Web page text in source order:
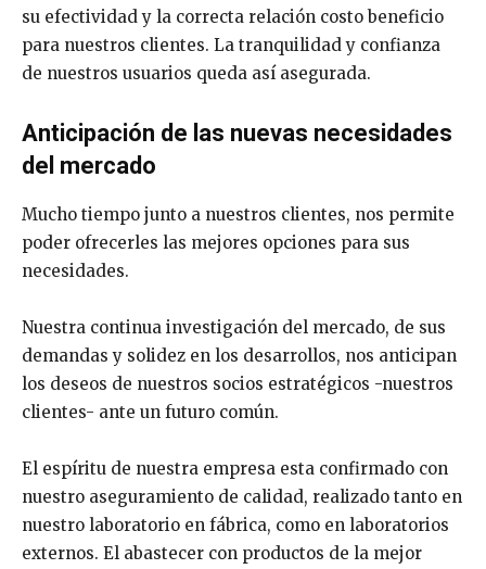
su efectividad y la correcta relación costo beneficio
para nuestros clientes. La tranquilidad y confianza
de nuestros usuarios queda así asegurada.
Anticipación de las nuevas necesidades
del mercado
Mucho tiempo junto a nuestros clientes, nos permite
poder ofrecerles las mejores opciones para sus
necesidades.
Nuestra continua investigación del mercado, de sus
demandas y solidez en los desarrollos, nos anticipan
los deseos de nuestros socios estratégicos -nuestros
clientes- ante un futuro común.
El espíritu de nuestra empresa esta confirmado con
nuestro aseguramiento de calidad, realizado tanto en
nuestro laboratorio en fábrica, como en laboratorios
externos. El abastecer con productos de la mejor